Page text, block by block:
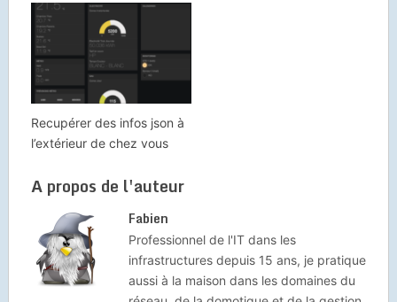
Recupérer des infos json à
l’extérieur de chez vous
A propos de l'auteur
Fabien
Professionnel de l'IT dans les
infrastructures depuis 15 ans, je pratique
aussi à la maison dans les domaines du